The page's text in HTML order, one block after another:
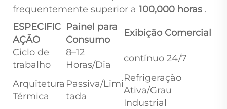
frequentemente superior a 100,000 horas .
ESPECIFIC
AÇÃO
Painel para
Consumo
Exibição Comercial
Ciclo de
trabalho
8–12
Horas/Dia
contínuo 24/7
Arquitetura
Térmica
Passiva/Limi
tada
Refrigeração
Ativa/Grau
Industrial